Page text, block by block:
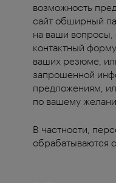
возможность
сайт обширный
на ваши вопросы,
контактный
ваших резюме,
запрошенной
предложениям,
по вашему
В частности,
обрабатываются